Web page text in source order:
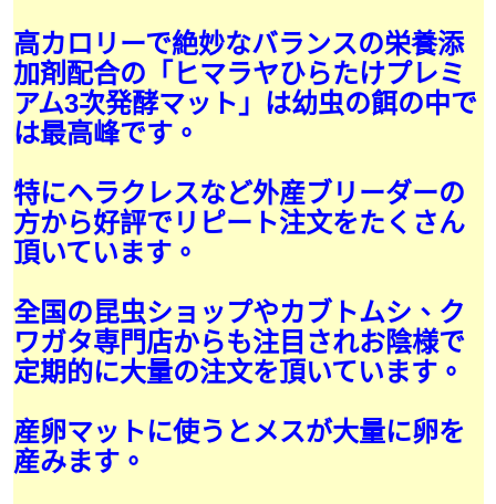
高カロリーで絶妙なバランスの栄養添
加剤配合の「ヒマラヤひらたけプレミ
アム3次発酵マット」は幼虫の餌の中で
は最高峰です。
特にヘラクレスなど外産ブリーダーの
方から好評でリピート注文をたくさん
頂いています。
全国の昆虫ショップやカブトムシ、ク
ワガタ専門店からも注目されお陰様で
定期的に大量の注文を頂いています。
産卵マットに使うとメスが大量に卵を
産みます。